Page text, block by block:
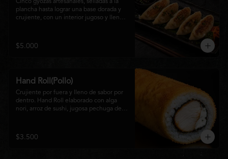
Cinco gyozas artesanales, selladas a la
plancha hasta lograr una base dorada y
crujiente, con un interior jugoso y lleno
perfecto entre tradición japonesa y la
esencia de la cocina nikkei, ideales para
$5.000
Hand Roll(Pollo)
Crujiente por fuera y lleno de sabor por
dentro. Hand Roll elaborado con alga
nori, arroz de sushi, jugosa pechuga de
combinación perfecta de textura y
cremosidad que convierte este clásico en
$3.500